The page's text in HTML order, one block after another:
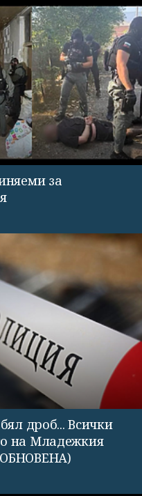
за
дроб... Всички
на Младежкия